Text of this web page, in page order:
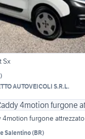
Sx
)
AUTOVEICOLI S.R.L.
4motion furgone attrezzato
Salentino(BR)